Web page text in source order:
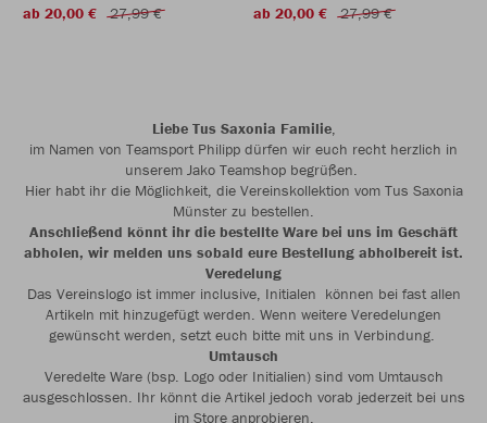
ab 20,00 €
27,99 €
ab 20,00 €
27,99 €
Liebe Tus Saxonia Familie,
im Namen von Teamsport Philipp dürfen wir euch recht herzlich in
unserem Jako Teamshop begrüßen.
Hier habt ihr die Möglichkeit, die Vereinskollektion vom Tus Saxonia
Münster zu bestellen.
Anschließend könnt ihr die bestellte Ware bei uns im Geschäft
abholen, wir melden uns sobald eure Bestellung abholbereit ist.
Veredelung
Das Vereinslogo ist immer inclusive, Initialen können bei fast allen
Artikeln mit hinzugefügt werden. Wenn weitere Veredelungen
gewünscht werden, setzt euch bitte mit uns in Verbindung.
Umtausch
Veredelte Ware (bsp. Logo oder Initialien) sind vom Umtausch
ausgeschlossen. Ihr könnt die Artikel jedoch vorab jederzeit bei uns
im Store anprobieren.